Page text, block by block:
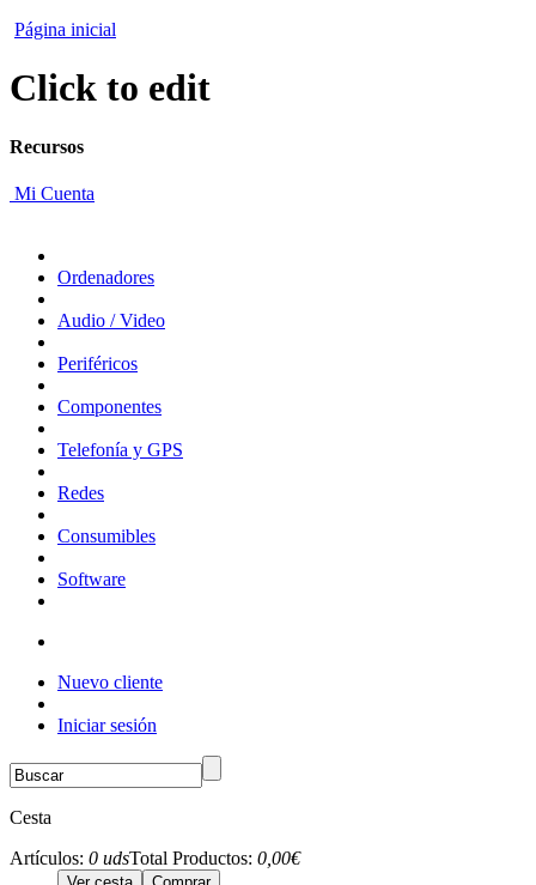
Página inicial
Click to edit
Recursos
Mi Cuenta
Ordenadores
Audio / Video
Periféricos
Componentes
Telefonía y GPS
Redes
Consumibles
Software
Nuevo cliente
Iniciar sesión
Cesta
Artículos: 0 udsTotal Productos: 0,00€